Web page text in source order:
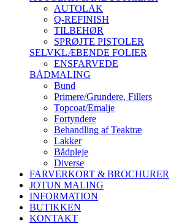
AUTOLAK
Q-REFINISH
TILBEHØR
SPRØJTE PISTOLER
SELVKLÆBENDE FOLIER
ENSFARVEDE
BÅDMALING
Bund
Primere/Grundere, Fillers
Topcoat/Emalje
Fortyndere
Behandling af Teaktræ
Lakker
Bådpleje
Diverse
FARVERKORT & BROCHURER
JOTUN MALING
INFORMATION
BUTIKKEN
KONTAKT